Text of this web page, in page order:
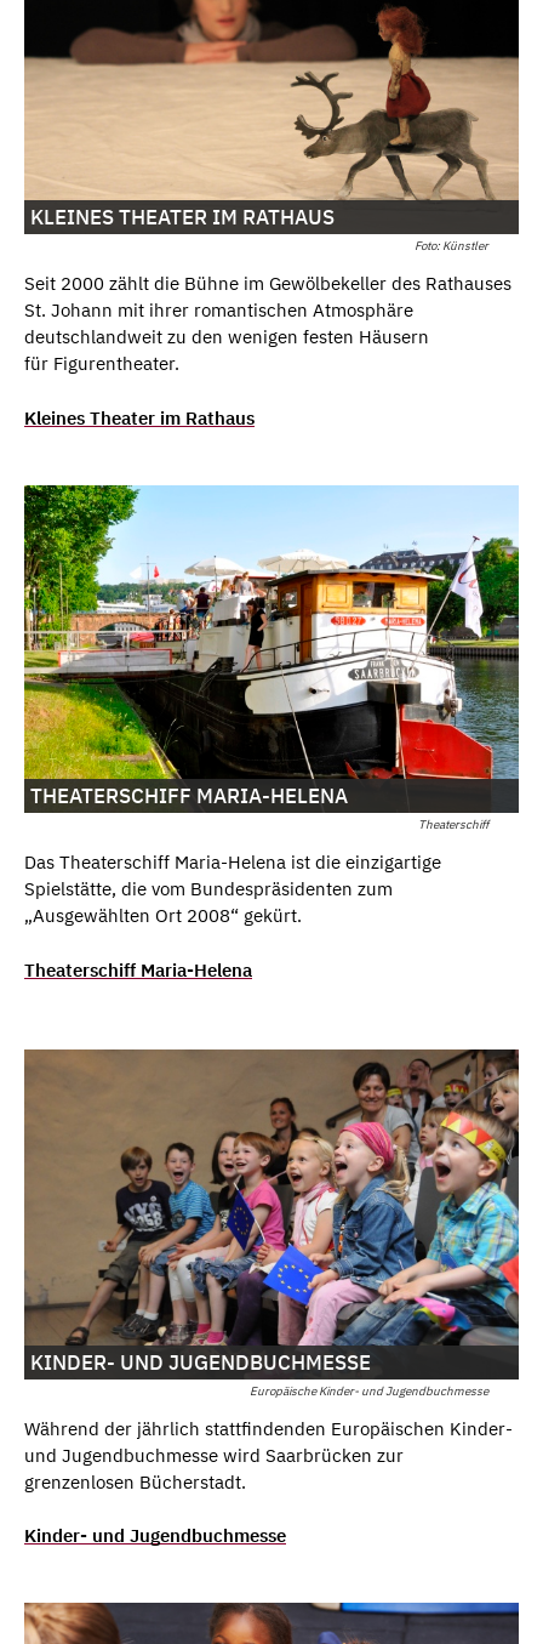
Foto: Künstler
KLEINES THEATER IM RATHAUS
Seit 2000 zählt die Bühne im Gewölbekeller des Rathauses
St. Johann mit ihrer romantischen Atmosphäre
deutschlandweit zu den wenigen festen Häusern
für Figurentheater.
Kleines Theater im Rathaus
Theaterschiff
THEATERSCHIFF MARIA-HELENA
Das Theaterschiff Maria-Helena ist die einzigartige
Spielstätte, die vom Bundespräsidenten zum
„Ausgewählten Ort 2008“ gekürt.
Theaterschiff Maria-Helena
Europäische Kinder- und Jugendbuchmesse
KINDER- UND JUGENDBUCHMESSE
Während der jährlich stattfindenden Europäischen Kinder-
und Jugendbuchmesse wird Saarbrücken zur
grenzenlosen Bücherstadt.
Kinder- und Jugendbuchmesse